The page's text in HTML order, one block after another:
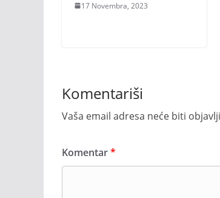
17 Novembra, 2023
Komentariši
Vaša email adresa neće biti
Komentar*